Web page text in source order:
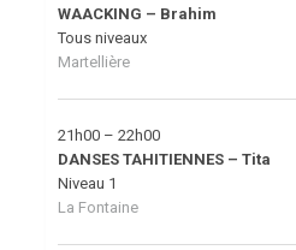
WAACKING – Brahim
Tous niveaux
Martellière
21h00 – 22h00
DANSES TAHITIENNES – Tita
Niveau 1
La Fontaine